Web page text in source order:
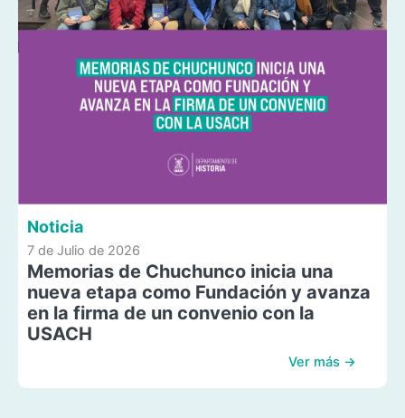
Noticia
7 de Julio de 2026
Memorias de Chuchunco inicia una
nueva etapa como Fundación y avanza
en la firma de un convenio con la
USACH
Ver más →